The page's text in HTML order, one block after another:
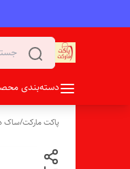
دسته‌بندی
پاکت مارکت/ساک